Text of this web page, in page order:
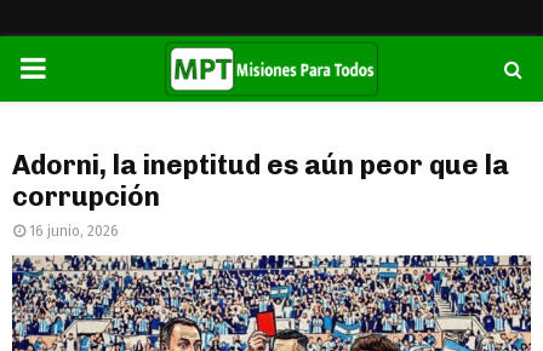
PRIMARY
Adorni, la ineptitud es aún peor que la
corrupción
16 junio, 2026